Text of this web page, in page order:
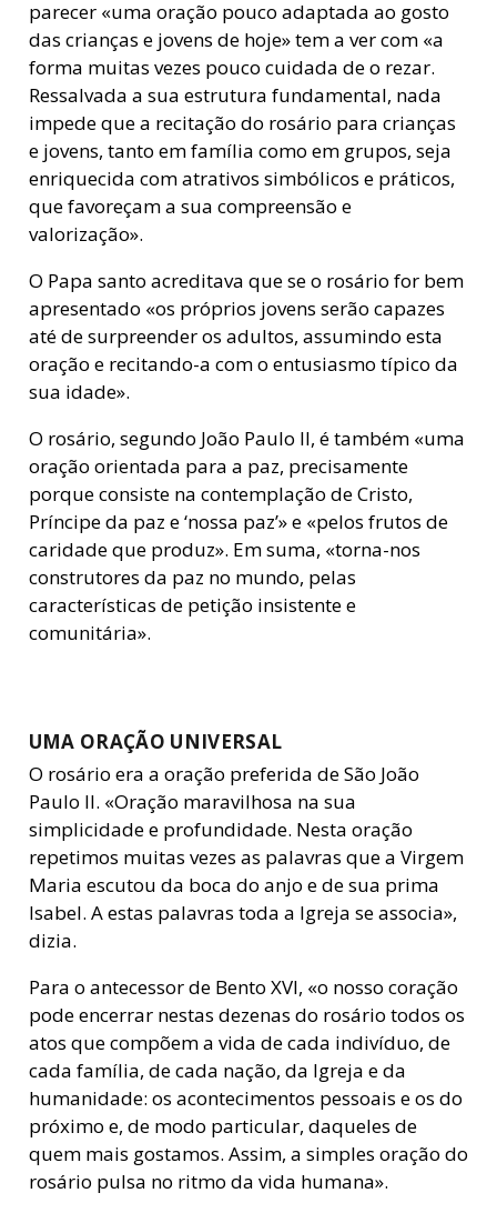
parecer «uma oração pouco adaptada ao gosto
das crianças e jovens de hoje» tem a ver com «a
forma muitas vezes pouco cuidada de o rezar.
Ressalvada a sua estrutura fundamental, nada
impede que a recitação do rosário para crianças
e jovens, tanto em família como em grupos, seja
enriquecida com atrativos simbólicos e práticos,
que favoreçam a sua compreensão e
valorização».
O Papa santo acreditava que se o rosário for bem
apresentado «os próprios jovens serão capazes
até de surpreender os adultos, assumindo esta
oração e recitando-a com o entusiasmo típico da
sua idade».
O rosário, segundo João Paulo II, é também «uma
oração orientada para a paz, precisamente
porque consiste na contemplação de Cristo,
Príncipe da paz e ‘nossa paz’» e «pelos frutos de
caridade que produz». Em suma, «torna-nos
construtores da paz no mundo, pelas
características de petição insistente e
comunitária».
UMA ORAÇÃO UNIVERSAL
O rosário era a oração preferida de São João
Paulo II. «Oração maravilhosa na sua
simplicidade e profundidade. Nesta oração
repetimos muitas vezes as palavras que a Virgem
Maria escutou da boca do anjo e de sua prima
Isabel. A estas palavras toda a Igreja se associa»,
dizia.
Para o antecessor de Bento XVI, «o nosso coração
pode encerrar nestas dezenas do rosário todos os
atos que compõem a vida de cada indivíduo, de
cada família, de cada nação, da Igreja e da
humanidade: os acontecimentos pessoais e os do
próximo e, de modo particular, daqueles de
quem mais gostamos. Assim, a simples oração do
rosário pulsa no ritmo da vida humana».